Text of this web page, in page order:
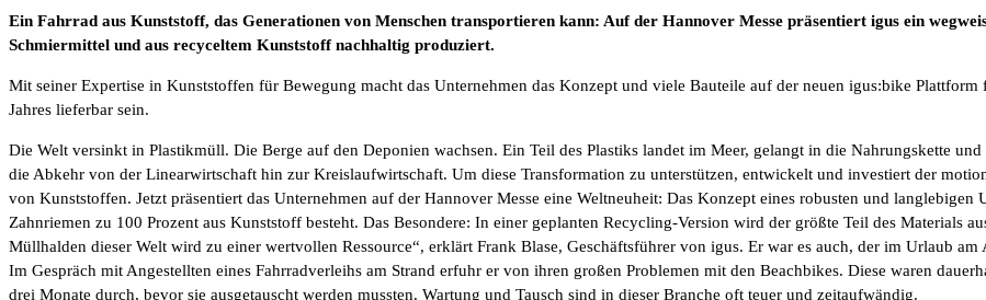
Ein Fahrrad aus Kunststoff, das Generationen von Menschen transportieren kann: Auf der Hannover Messe präsentiert igus ein
Schmiermittel und aus recyceltem Kunststoff nachhaltig produziert.
Mit seiner Expertise in Kunststoffen für Bewegung macht das Unternehmen das Konzept und viele Bauteile auf der neuen igus:bike
Jahres lieferbar sein.
Die Welt versinkt in Plastikmüll. Die Berge auf den Deponien wachsen. Ein Teil des Plastiks landet im Meer, gelangt in die Nahrungskette
die Abkehr von der Linearwirtschaft hin zur Kreislaufwirtschaft. Um diese Transformation zu unterstützen, entwickelt und investiert der
von Kunststoffen. Jetzt präsentiert das Unternehmen auf der Hannover Messe eine Weltneuheit: Das Konzept eines robusten und
Zahnriemen zu 100 Prozent aus Kunststoff besteht. Das Besondere: In einer geplanten Recycling-Version wird der größte Teil des Materials
Müllhalden dieser Welt wird zu einer wertvollen Ressource“, erklärt Frank Blase, Geschäftsführer von igus. Er war es auch, der im Urlaub
Im Gespräch mit Angestellten eines Fahrradverleihs am Strand erfuhr er von ihren großen Problemen mit den Beachbikes. Diese waren
drei Monate durch, bevor sie ausgetauscht werden mussten. Wartung und Tausch sind in dieser Branche oft teuer und zeitaufwändig.